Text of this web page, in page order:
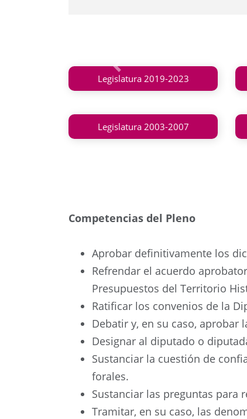
Anterior
Legislatura 2019-2023
Legislatura 2003-2007
Competencias del Pleno
Aprobar definitivamente los
Refrendar el acuerdo
Presupuestos del Territorio
Ratificar los convenios de la
Debatir y, en su caso, aprobar
Designar al diputado o
Sustanciar la cuestión de
forales.
Sustanciar las preguntas para
Tramitar, en su caso, las